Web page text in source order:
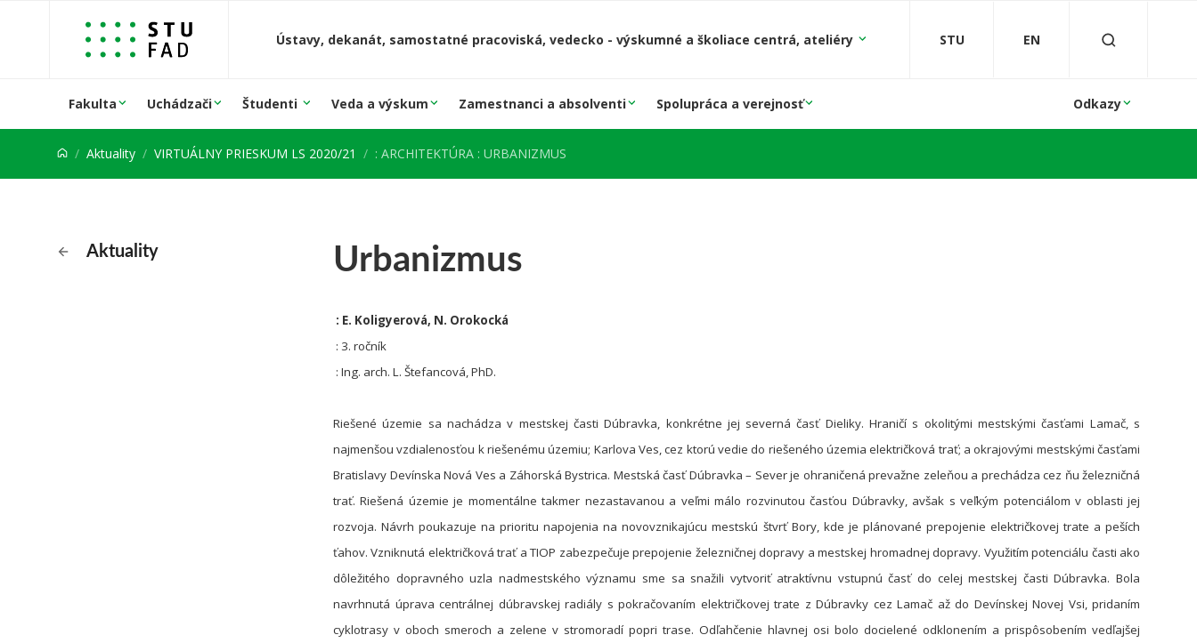
Prejsť na obsah
Ústavy, dekanát, samostatné pracoviská, vedecko - výskumné a školiace centrá, ateliéry STU EN
Fakulta Uchádzači Študenti Veda a výskum Zamestnanci a absolventi Spolupráca a verejnosť Odkazy
Aktuality VIRTUÁLNY PRIESKUM LS 2020/21 : ARCHITEKTÚRA : URBANIZMUS
Aktuality Urbanizmus
: E. Koligyerová, N. Orokocká
: 3. ročník
: Ing. arch. L. Štefancová, PhD.
Riešené územie sa nachádza v mestskej časti Dúbravka, konkrétne jej severná časť Dieliky. Hraničí s okolitými mestskými časťami Lamač, s
najmenšou vzdialenosťou k riešenému územiu; Karlova Ves, cez ktorú vedie do riešeného územia električková trať; a okrajovými mestskými časťami
Bratislavy Devínska Nová Ves a Záhorská Bystrica. Mestská časť Dúbravka – Sever je ohraničená prevažne zeleňou a prechádza cez ňu železničná
trať. Riešená územie je momentálne takmer nezastavanou a veľmi málo rozvinutou časťou Dúbravky, avšak s veľkým potenciálom v oblasti jej
rozvoja.Návrh poukazuje na prioritu napojenia na novovznikajúcu mestskú štvrť Bory, kde je plánované prepojenie električkovej trate a peších
ťahov. Vzniknutá električková trať a TIOP zabezpečuje prepojenie železničnej dopravy a mestskej hromadnej dopravy. Využitím potenciálu časti ako
dôležitého dopravného uzla nadmestského významu sme sa snažili vytvoriť atraktívnu vstupnú časť do celej mestskej časti Dúbravka. Bola
navrhnutá úprava centrálnej dúbravskej radiály s pokračovaním električkovej trate z Dúbravky cez Lamač až do Devínskej Novej Vsi, pridaním
cyklotrasy v oboch smeroch a zelene v stromoradí popri trase. Odľahčenie hlavnej osi bolo docielené odklonením a prispôsobením vedľajšej